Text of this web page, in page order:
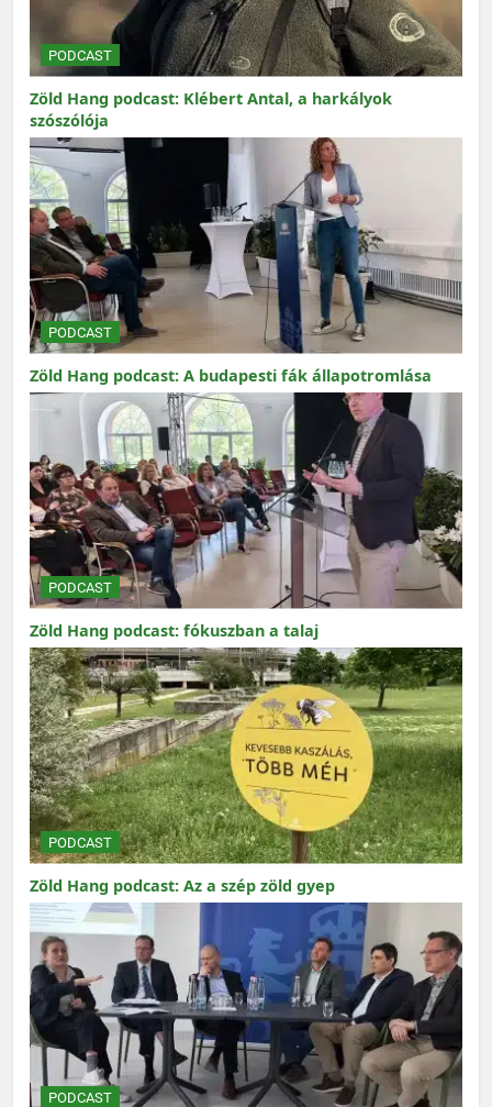
PODCAST
Zöld Hang podcast: Klébert Antal, a harkályok
szószólója
PODCAST
Zöld Hang podcast: A budapesti fák állapotromlása
PODCAST
Zöld Hang podcast: fókuszban a talaj
PODCAST
Zöld Hang podcast: Az a szép zöld gyep
PODCAST